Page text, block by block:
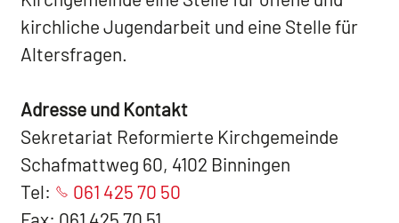
kirchliche Jugendarbeit und eine Stelle für
Altersfragen.
Adresse und Kontakt
Sekretariat Reformierte Kirchgemeinde
Schafmattweg 60, 4102 Binningen
Tel:
061 425 70 50